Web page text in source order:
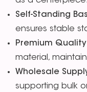
Self-Standing
ensures stable
Premium Quality
material,
Wholesale
supporting bulk